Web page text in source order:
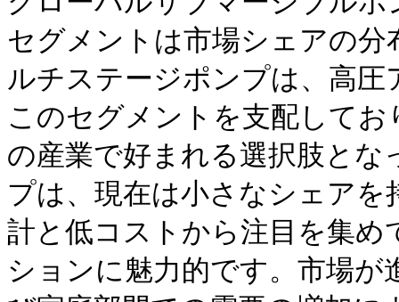
セグメントは市場シェアの
ルチステージポンプは、高
このセグメントを支配して
の産業で好まれる選択肢と
プは、現在は小さなシェア
計と低コストから注目を集
ションに魅力的です。市場